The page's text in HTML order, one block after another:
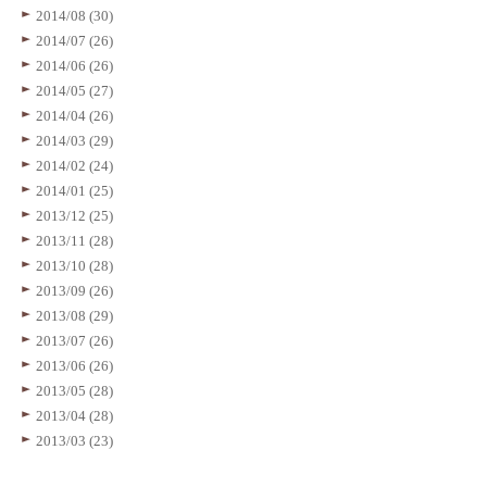
2014/08 (30)
2014/07 (26)
2014/06 (26)
2014/05 (27)
2014/04 (26)
2014/03 (29)
2014/02 (24)
2014/01 (25)
2013/12 (25)
2013/11 (28)
2013/10 (28)
2013/09 (26)
2013/08 (29)
2013/07 (26)
2013/06 (26)
2013/05 (28)
2013/04 (28)
2013/03 (23)